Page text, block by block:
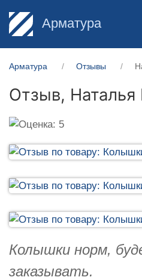
Арматура
Арматура Отзывы
Отзыв,
Колышки норм,
заказывать.